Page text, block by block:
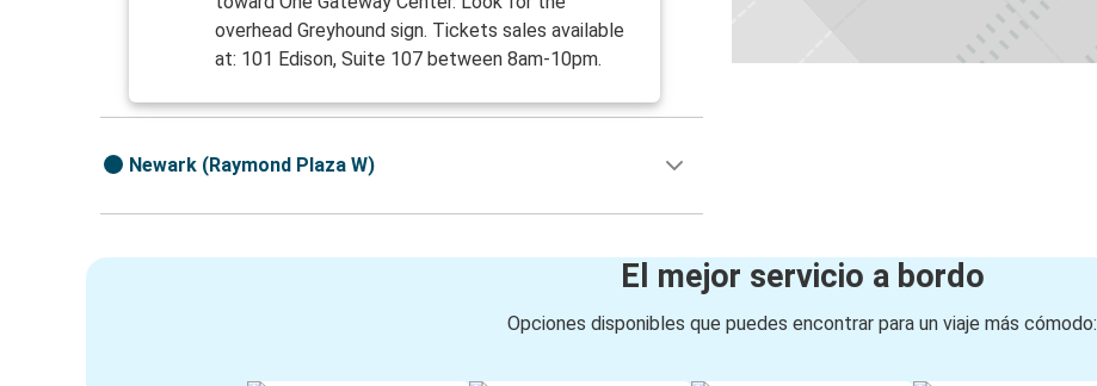
overhead Greyhound sign. Tickets sales available
at: 101 Edison, Suite 107 between 8am-10pm.
Newark (Raymond Plaza W)
El mejor servicio a bordo
Opciones disponibles que puedes encontrar para un viaje más cómodo: